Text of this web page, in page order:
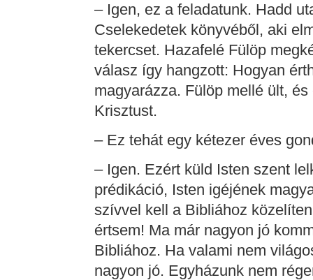
– Igen, ez a feladatunk. Hadd
Cselekedetek könyvéből, aki
tekercset. Hazafelé Fülöp
válasz így hangzott: Hogyan
magyarázza. Fülöp mellé ült,
Krisztust.
– Ez tehát egy kétezer éves
– Igen. Ezért küld Isten szent
prédikáció, Isten igéjének
szívvel kell a Bibliához
értsem! Ma már nagyon jó
Bibliához. Ha valami nem
nagyon jó. Egyházunk nem